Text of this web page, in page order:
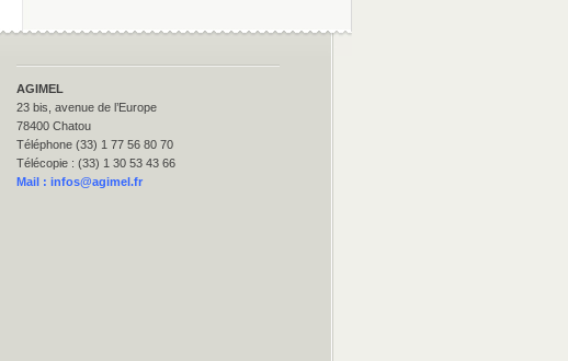
AGIMEL
23 bis, avenue de l’Europe
78400 Chatou
Téléphone (33) 1 77 56 80 70
Télécopie : (33) 1 30 53 43 66
Mail : infos@agimel.fr